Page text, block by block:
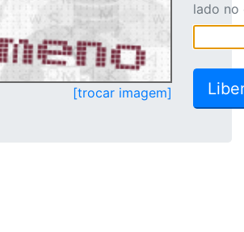
[trocar imagem]
lado no